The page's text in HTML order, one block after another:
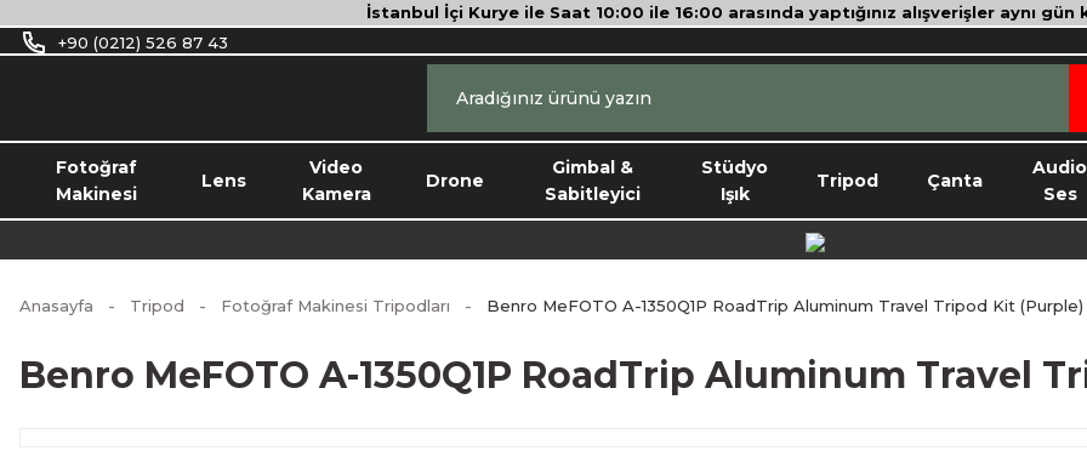
İstanbul İçi Kurye ile Saat 10:00 ile 16:00 arasında yaptığınız alışverişler aynı
+90 (0212) 526 87 43
Fotoğraf
Makinesi
Lens
Video
Kamera
Drone
Gimbal &
Sabitleyici
Stüdyo
Işık
Tripod Çanta
Audio
Ses
Anasayfa Tripod Fotoğraf Makinesi Tripodları Benro MeFOTO A-1350Q1P RoadTrip Aluminum Travel Tripod Kit (Purple)
Benro MeFOTO A-1350Q1P RoadTrip Aluminum Travel